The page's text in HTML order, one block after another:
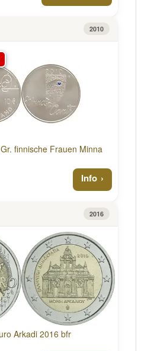
2010
finnische Frauen Minna
Info
2016
Arkadi 2016 bfr